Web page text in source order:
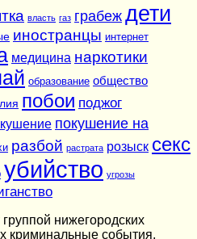
власть газ грабеж дети
иностранцы интернет
медицина наркотики
образование общество
побои поджог
покушение на
разбой растрата розыск секс
убийство угрозы
нижегородских
криминальные события,